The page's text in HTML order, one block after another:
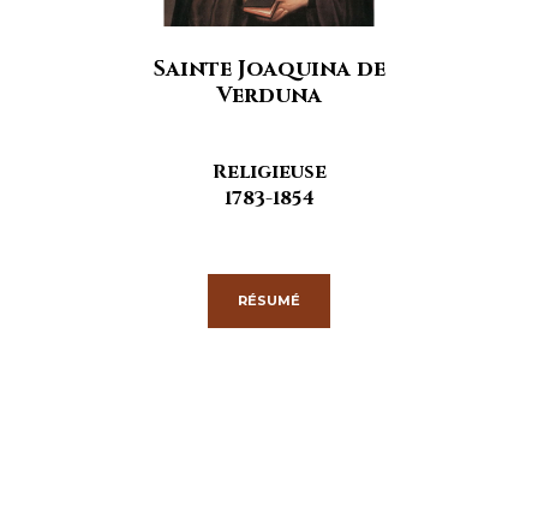
Sainte Joaquina de
Verduna
Religieuse
1783-1854
RÉSUMÉ